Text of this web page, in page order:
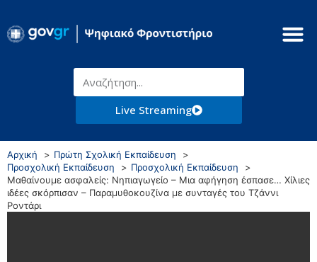
Live Streaming
Αρχική
Πρώτη Σχολική Εκπαίδευση
Προσχολική Εκπαίδευση
Προσχολική Εκπαίδευση
Μαθαίνουμε ασφαλείς: Νηπιαγωγείο – Μια αφήγηση έσπασε… Χίλιες
ιδέες σκόρπισαν – Παραμυθοκουζίνα με συνταγές του Τζάννι
Ροντάρι